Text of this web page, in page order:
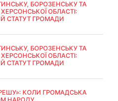
БОРОЗЕНСЬКУ ТА
ОБЛАСТІ:
СТАТУТ ГРОМАДИ
БОРОЗЕНСЬКУ ТА
ОБЛАСТІ:
СТАТУТ ГРОМАДИ
КОЛИ ГРОМАДСЬКА